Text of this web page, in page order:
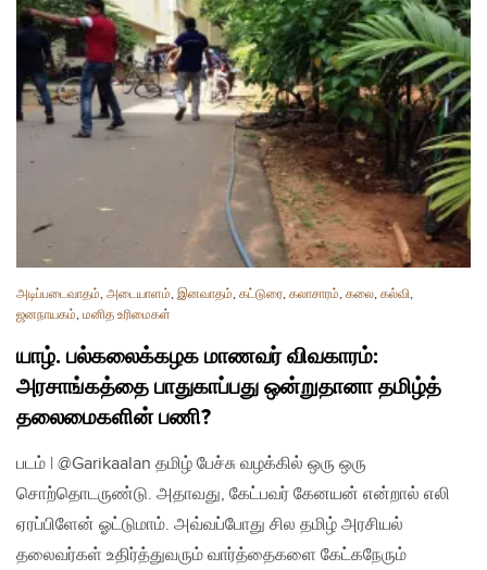
அடிப்படைவாதம், அடையாளம், இனவாதம், கட்டுரை, கலாசாரம், கலை, கல்வி,
ஜனநாயகம், மனித உரிமைகள்
யாழ். பல்கலைக்கழக மாணவர் விவகாரம்:
அரசாங்கத்தை பாதுகாப்பது ஒன்றுதானா தமிழ்த்
தலைமைகளின் பணி?
படம் | @Garikaalan தமிழ் பேச்சு வழக்கில் ஒரு ஒரு
சொற்தொடருண்டு. அதாவது, கேட்பவர் கேனயன் என்றால் எலி
ஏரப்பிளேன் ஓட்டுமாம். அவ்வப்போது சில தமிழ் அரசியல்
தலைவர்கள் உதிர்த்துவரும் வார்த்தைகளை கேட்கநேரும்